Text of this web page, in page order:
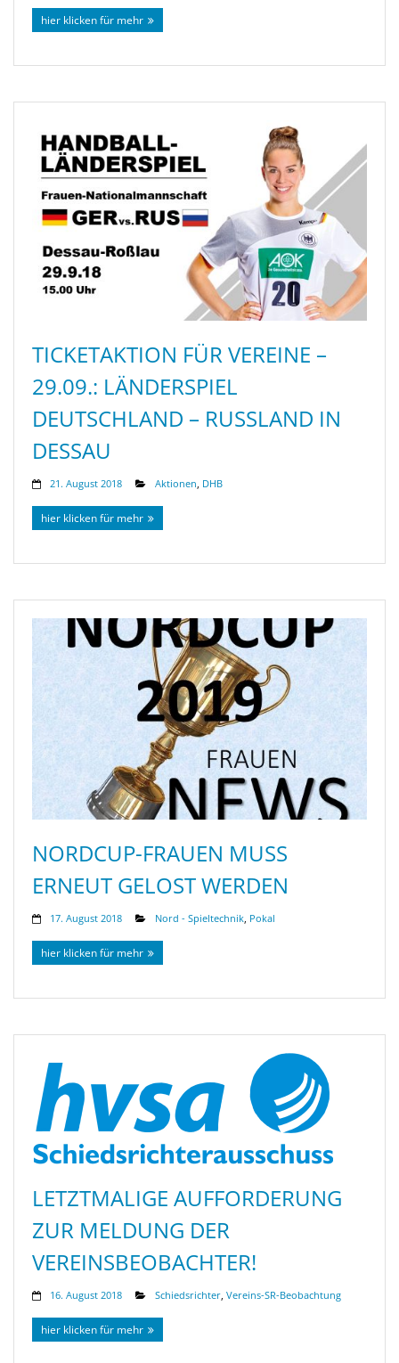
hier klicken für mehr
TICKETAKTION FÜR VEREINE –
29.09.: LÄNDERSPIEL
DEUTSCHLAND – RUSSLAND IN
DESSAU
21. August 2018 Aktionen, DHB
hier klicken für mehr
NORDCUP-FRAUEN MUSS
ERNEUT GELOST WERDEN
17. August 2018 Nord - Spieltechnik Pokal
hier klicken für mehr
LETZTMALIGE AUFFORDERUNG
ZUR MELDUNG DER
VEREINSBEOBACHTER!
16. August 2018 Schiedsrichter Vereins-SR-Beobachtung
hier klicken für mehr